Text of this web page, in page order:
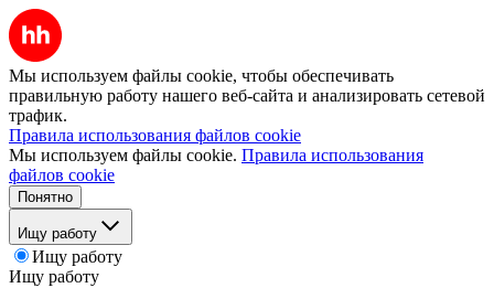
Мы используем файлы cookie, чтобы обеспечивать
правильную работу нашего веб-сайта и анализировать сетевой
трафик.
Правила использования файлов cookie
Мы используем файлы cookie. Правила использования
файлов cookie
Понятно
Ищу работу
Ищу работу
Ищу работу